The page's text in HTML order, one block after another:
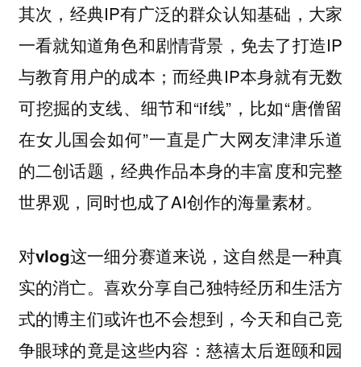
其次，经典IP有广泛的群众认知基础，大家
一看就知道角色和剧情背景，免去了打造IP
与教育用户的成本；而经典IP本身就有无数
可挖掘的支线、细节和“if线”，比如“唐僧留
在女儿国会如何”一直是广大网友津津乐道
的二创话题，经典作品本身的丰富度和完整
世界观，同时也成了AI创作的海量素材。
对vlog这一细分赛道来说，这自然是一种真
实的消亡。 喜欢分享自己独特经历和生活方
式的博主们或许也不会想到，今天和自己竞
争眼球的竟是这些内容：慈禧太后逛颐和园